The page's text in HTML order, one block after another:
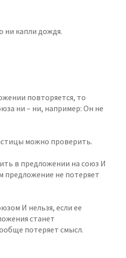
ни капли дождя.
повторяется, то
ни – ни, например: Он не
можно проверить.
в предложении на союз И
предложение не потеряет
И нельзя, если ее
станет
потеряет смысл.